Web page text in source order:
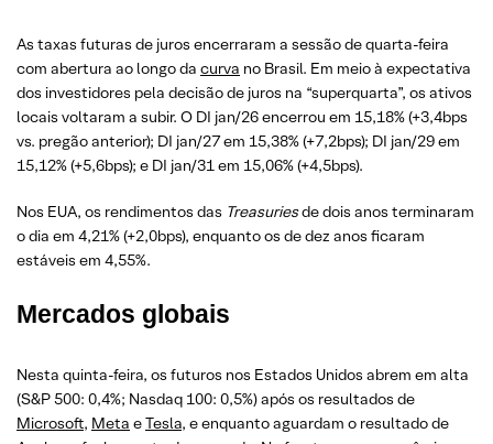
As taxas futuras de juros encerraram a sessão de quarta-feira
com abertura ao longo da curva no Brasil. Em meio à expectativa
dos investidores pela decisão de juros na “superquarta”, os ativos
locais voltaram a subir. O DI jan/26 encerrou em 15,18% (+3,4bps
vs. pregão anterior); DI jan/27 em 15,38% (+7,2bps); DI jan/29 em
15,12% (+5,6bps); e DI jan/31 em 15,06% (+4,5bps).
Nos EUA, os rendimentos das Treasuriesde dois anos terminaram
o dia em 4,21% (+2,0bps), enquanto os de dez anos ficaram
estáveis em 4,55%.
Mercados globais
Nesta quinta-feira, os futuros nos Estados Unidos abrem em alta
(S&P 500: 0,4%; Nasdaq 100: 0,5%) após os resultados de
Microsoft, Meta eTesla, e enquanto aguardam o resultado de